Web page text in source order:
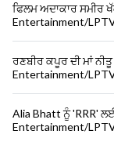
ਫਿਲਮ ਅਦਾਕਾਰ ਸਮੀਰ
Entertainment/
ਰਣਬੀਰ ਕਪੂਰ ਦੀ ਮਾਂ
Entertainment/
Alia Bhatt ਨੂੰ 'RRR'
Entertainment/